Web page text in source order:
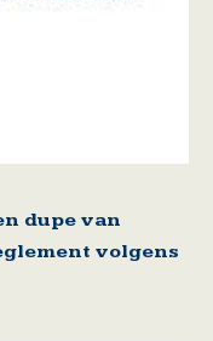
dupe van
volgens